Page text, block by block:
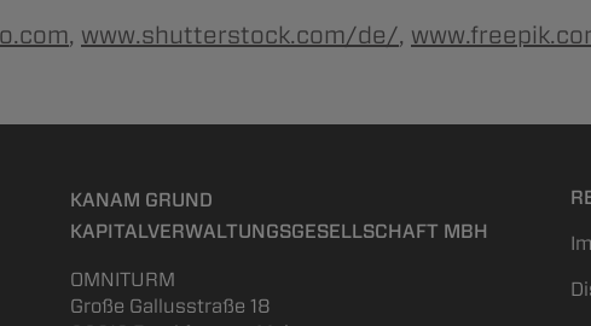
, www.shutterstock.com/de/,
KANAM GRUND
KAPITALVERWALTUNGS­GESELLSCHAFT MBH
OMNITURM
Große Gallusstraße 18